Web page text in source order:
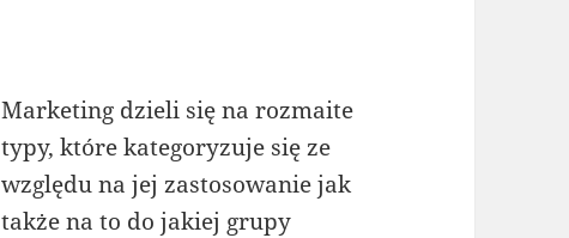
Marketing dzieli się na rozmaite
typy, które kategoryzuje się ze
względu na jej zastosowanie jak
także na to do jakiej grupy